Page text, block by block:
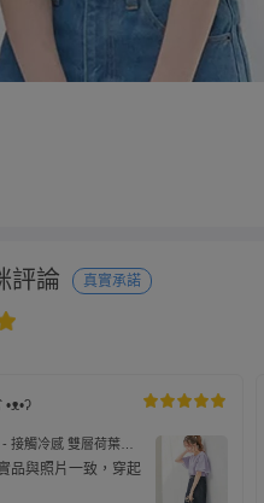
評論 真實承諾
接觸冷感 雙層荷葉袖
衣草
品與照片一致，穿起